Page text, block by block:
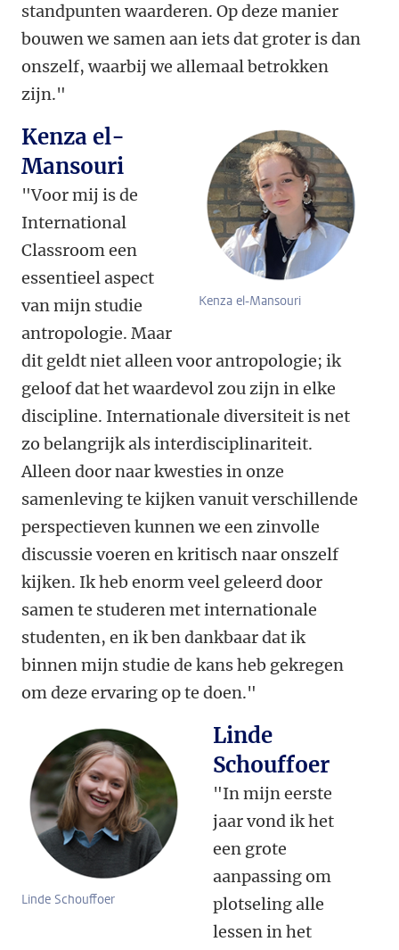
standpunten waarderen. Op deze manier
bouwen we samen aan iets dat groter is dan
onszelf, waarbij we allemaal betrokken
zijn."
Kenza el-Mansouri
Kenza el-
Mansouri
"Voor mij is de
International
Classroom een
essentieel aspect
van mijn studie
antropologie. Maar
dit geldt niet alleen voor antropologie; ik
geloof dat het waardevol zou zijn in elke
discipline. Internationale diversiteit is net
zo belangrijk als interdisciplinariteit.
Alleen door naar kwesties in onze
samenleving te kijken vanuit verschillende
perspectieven kunnen we een zinvolle
discussie voeren en kritisch naar onszelf
kijken. Ik heb enorm veel geleerd door
samen te studeren met internationale
studenten, en ik ben dankbaar dat ik
binnen mijn studie de kans heb gekregen
om deze ervaring op te doen."
Linde Schouffoer
Linde
Schouffoer
"In mijn eerste
jaar vond ik het
een grote
aanpassing om
plotseling alle
lessen in het